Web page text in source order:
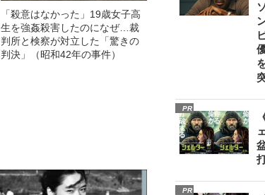
「殺意はなかった」19歳女子高
生を強姦殺害したのになぜ…裁
判所と検察が対立した「驚きの
判決」（昭和42年の事件）
PR
PR